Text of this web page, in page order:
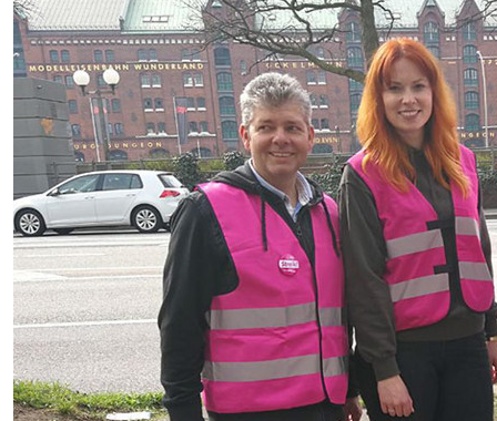
BEAMTINNEN & BEAMTE
ARBEITNEHMENDE
POLITIK & POSITIONEN
MITBESTIMMUNG
MITGLIEDSCHAFT & SERVICE